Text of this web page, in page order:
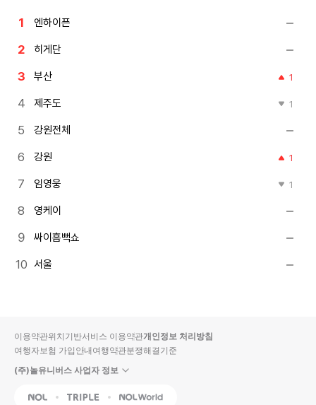
엔하이픈
히게단
부산 1
제주도 1
강원전체
강원 1
임영웅 1
영케이
싸이흠뻑쇼
서울
이용약관위치기반서비스 이용약관개인정보 처리방침
여행자보험 가입안내여행약관분쟁해결기준
(주)놀유니버스 사업자 정보
NOL Triple Interpark Global